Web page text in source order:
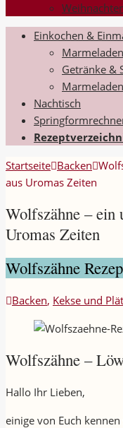
Einkochen &
Getränke &
Nachtisch
Startseite Backen
aus Uromas Zeiten
Wolfszähne – ein
Uromas Zeiten
Wolfszähne
Backen, Kekse und
Wolfszähne –
Hallo Ihr Lieben,
einige von Euch